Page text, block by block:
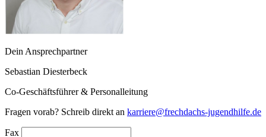
Dein Ansprechpartner
Sebastian Diesterbeck
Co-Geschäftsführer & Personalleitung
Fragen vorab? Schreib direkt an karriere@frechdachs-jugendhilfe.de
Fax